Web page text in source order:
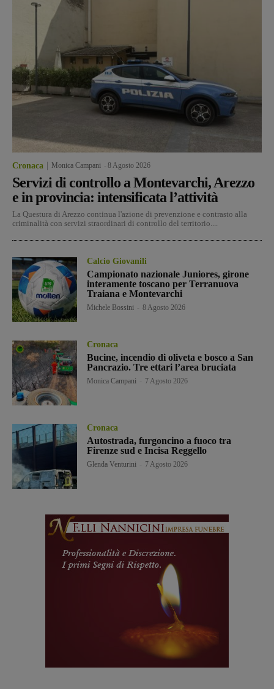
Cronaca Monica Campani 8 Agosto 2026
Servizi di controllo a Montevarchi, Arezzo
e in provincia: intensificata l’attività
La Questura di Arezzo continua l'azione di prevenzione e contrasto alla
criminalità con servizi straordinari di controllo del territorio....
Calcio Giovanili
Campionato nazionale Juniores, girone
interamente toscano per Terranuova
Traiana e Montevarchi
Michele Bossini 8 Agosto 2026
Cronaca
Bucine, incendio di oliveta e bosco a San
Pancrazio. Tre ettari l’area bruciata
Monica Campani 7 Agosto 2026
Cronaca
Autostrada, furgoncino a fuoco tra
Firenze sud e Incisa Reggello
Glenda Venturini 7 Agosto 2026